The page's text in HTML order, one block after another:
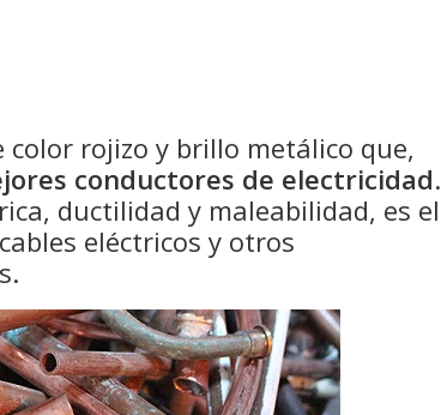
rojizo y brillo metálico que,
conductores de electricidad.
ductilidad y maleabilidad, es el
eléctricos y otros